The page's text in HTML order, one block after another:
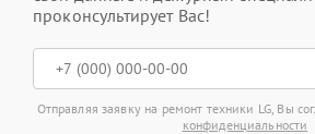
проконсультирует Вас!
Отправляя заявку на ремонт техники LG, Вы
конфиденциальности